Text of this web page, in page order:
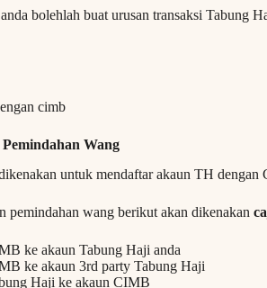
bolehlah buat urusan transaksi Tabung
Wang
untuk mendaftar akaun TH dengan
pemindahan wang berikut akan dikenakan
ke akaun Tabung Haji anda
ke akaun 3rd party Tabung Haji
Haji ke akaun CIMB